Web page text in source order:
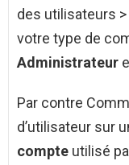
des utilisateurs
votre type de
Administrateur
Par contre
d’utilisateur sur
compte utilisé